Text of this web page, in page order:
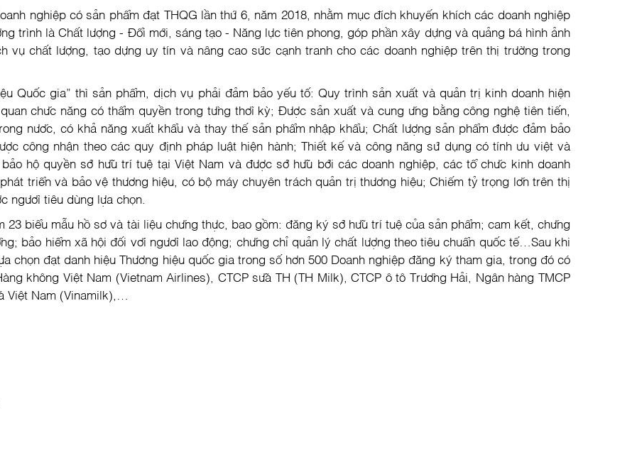
nghiệp có sản phẩm đạt THQG lần thứ 6, năm 2018, nhằm mục đích khuyến khích các doanh nghiệp
trình là Chất lượng - Đổi mới, sáng tạo - Năng lực tiên phong, góp phần xây dựng và quảng bá hình ảnh
vụ chất lượng, tạo dựng uy tín và nâng cao sức cạnh tranh cho các doanh nghiệp trên thị trường trong
Quốc gia” thì sản phẩm, dịch vụ phải đảm bảo yếu tố: Quy trình sản xuất và quản trị kinh doanh hiện
chức năng có thẩm quyền trong từng thời kỳ; Được sản xuất và cung ứng bằng công nghệ tiên tiến,
nước, có khả năng xuất khẩu và thay thế sản phẩm nhập khẩu; Chất lượng sản phẩm được đảm bảo
công nhận theo các quy định pháp luật hiện hành; Thiết kế và công năng sử dụng có tính ưu việt và
hộ quyền sở hữu trí tuệ tại Việt Nam và được sở hữu bởi các doanh nghiệp, các tổ chức kinh doanh
triển và bảo vệ thương hiệu, có bộ máy chuyên trách quản trị thương hiệu; Chiếm tỷ trọng lớn trên thị
người tiêu dùng lựa chọn.
23 biểu mẫu hồ sơ và tài liệu chứng thực, bao gồm: đăng ký sở hữu trí tuệ của sản phẩm; cam kết, chứng
bảo hiểm xã hội đối với người lao động; chứng chỉ quản lý chất lượng theo tiêu chuẩn quốc tế…Sau khi
chọn đạt danh hiệu Thương hiệu quốc gia trong số hơn 500 Doanh nghiệp đăng ký tham gia, trong đó có
không Việt Nam (Vietnam Airlines), CTCP sữa TH (TH Milk), CTCP ô tô Trường Hải, Ngân hàng TMCP
Việt Nam (Vinamilk),…